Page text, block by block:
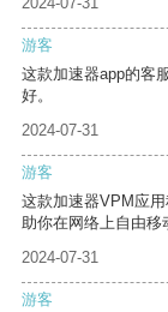
游客
这款加速器app的客
好。
2024-07-31
游客
这款加速器VPM应
助你在网络上自由移
2024-07-31
游客